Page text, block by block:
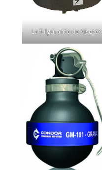
La fulgurante de Alsetex